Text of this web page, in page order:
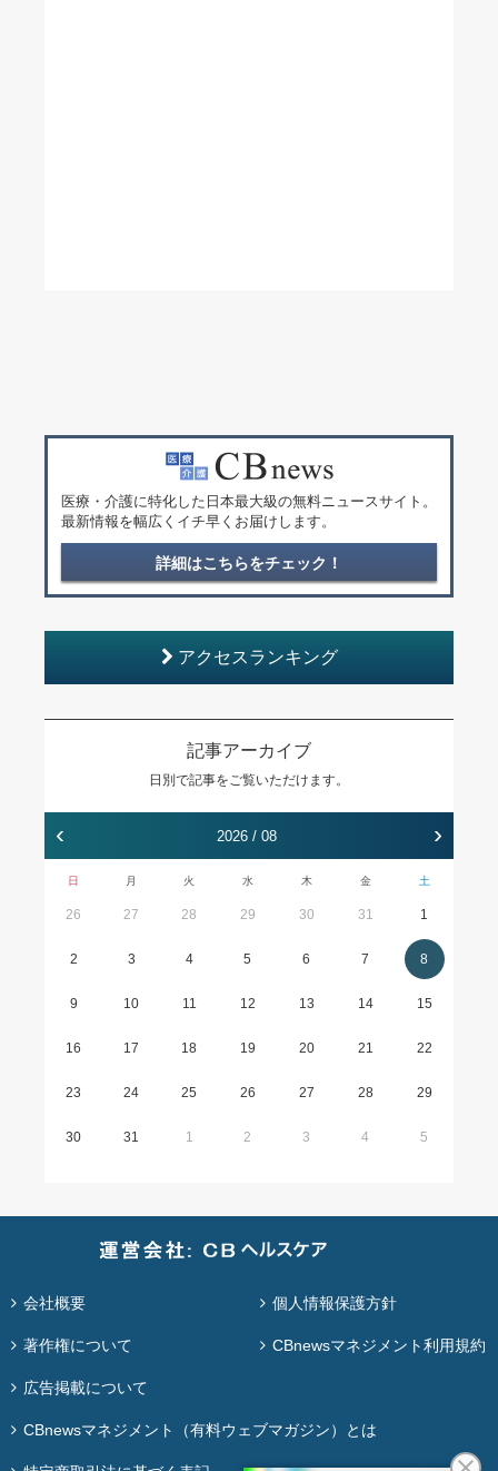
医療・介護に特化した日本最大級の無料ニュースサイト。
最新情報を幅広くイチ早くお届けします。
詳細はこちらをチェック！
アクセスランキング
記事アーカイブ
日別で記事をご覧いただけます。
‹ 2026 / 08 ›
日 月 火 水 木 金 土
26 27 28 29 30 31 1
2 3 4 5 6 7 8
9 10 11 12 13 14 15
16 17 18 19 20 21 22
23 24 25 26 27 28 29
30 31 1 2 3 4 5
会社概要 個人情報保護方針
著作権について CBnewsマネジメント利用規約
広告掲載について
CBnewsマネジメント（有料ウェブマガジン）とは